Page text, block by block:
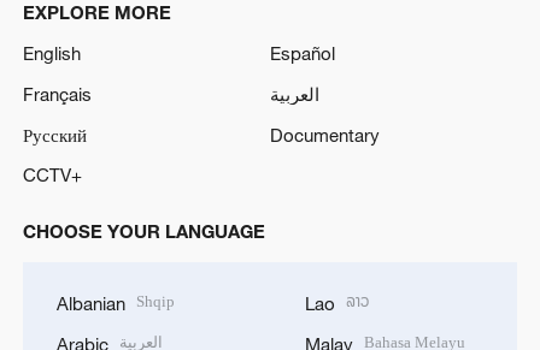
EXPLORE MORE
English
Español
Français
العربية
Русский
Documentary
CCTV+
CHOOSE YOUR LANGUAGE
Albanian Shqip
Arabic العربية
Lao ລາວ
Malay Bahasa Melayu